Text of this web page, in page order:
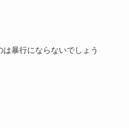
暴行にならないでしょう